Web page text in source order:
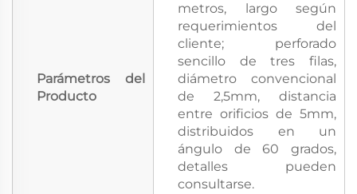
Parámetros del
Producto
metros, largo según
requerimientos del
cliente; perforado
sencillo de tres filas,
diámetro convencional
de 2,5mm, distancia
entre orificios de 5mm,
distribuidos en un
ángulo de 60 grados,
detalles pueden
consultarse.